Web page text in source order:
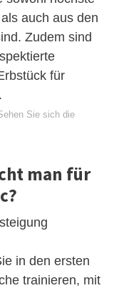
auch aus den
Zudem sind
für
Sie sich die
man für
in den ersten
trainieren, mit